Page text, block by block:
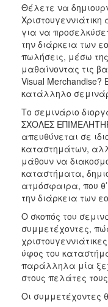
2016
2015
2012
2011
ΔΗΜΟΣ
ΠΟΛΙΤΙΣΜΟΣ
ΑΝΘΕΚΤΙΚΗ
ΠΟΛΗ
Θέλετε να
για να
την διάρκεια των
πωλήσεις, μέσω της
μαθαίνοντας τις
Visual Merchandise?
κατάλληλο
Το σεμινάριο
ΣΧΟΛΕΣ
απευθύνεται σε
καταστημάτων,
μάθουν να
καταστήματα,
ατμόσφαιρα, που
την διάρκεια των
Ο σκοπός του
συμμετέχοντες,
ύφος του
παράλληλα μία
στους πελάτες
Οι συμμετέχοντες